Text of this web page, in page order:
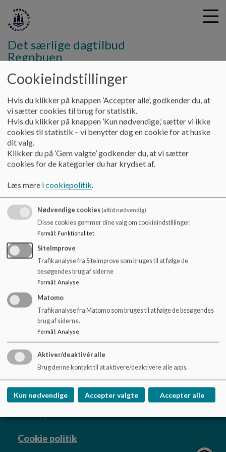
n
Det særlige dagtilbud
Regnbuen
Om os Praktisk information Åbningstider
Åbningstider
Regnbuen har åbent mellem kl. 7.45-16.45.
Lukkedage
Regnbuen har lukket på alle nationale helligdage samt
grundlovsdag den 5. juni og juleaftensdag den 24. december.
Regnbuen har to lukkedage årligt udover de nationale
helligdage. Personalet er på uddannelse på institutionens
lukkedage. Datoerne meldes ud til alle forældre i god tid, og
der kan tilbydes pasning i klyngens øvrige institutioner.
Det særlige dagtilbud Regnbuen
Rubinsteinsvej 53, 2450 København SV
37409@kk.dk
+45 36 46 84 40
EAN NR. 5798009376886
Tilgængelighedserklæring
Cookie politik
Cookieindstillinger
Hvis du klikker på knappen ’Accepter alle’, godkender du, at
vi sætter cookies til brug for statistik.
Hvis du klikker på knappen ’Kun nødvendige,’ sætter vi ikke
cookies til statistik – vi benytter dog en cookie for at huske
dit valg.
Klikker du på ’Gem valgte’ godkender du, at vi sætter
cookies for de kategorier du har krydset af.
Læs mere icookiepolitik.
Nødvendige cookies(altid nødvendig)
Disse cookies gemmer dine valg om cookieindstillinger.
Formål: Funktionalitet
SiteImprove
Trafikanalyse fra Siteimprove som bruges til at følge de
besøgendes brug af siderne
Formål : Analyse
Matomo
Trafikanalyse fra Matomo som bruges til at følge de besøgendes
brug af siderne.
Formål: Analyse
Aktiver/deaktivér alle
Brug denne kontakt til at aktivere/deaktivere alle apps.
Kun nødvendige Accepter valgte Accepter alle